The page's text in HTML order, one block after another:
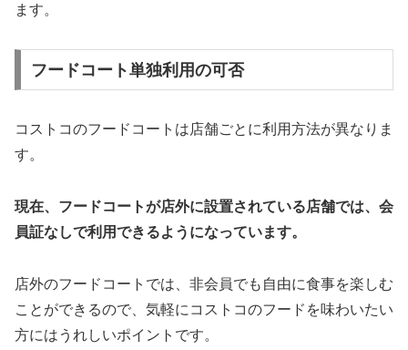
ます。
フードコート単独利用の可否
コストコのフードコートは店舗ごとに利用方法が異なりま
す。
現在、フードコートが店外に設置されている店舗では、会
員証なしで利用できるようになっています。
店外のフードコートでは、非会員でも自由に食事を楽しむ
ことができるので、気軽にコストコのフードを味わいたい
方にはうれしいポイントです。